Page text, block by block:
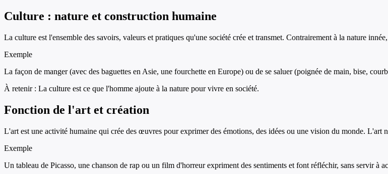
Culture : nature et construction humaine
La culture est l'ensemble des savoirs, valeurs et pratiques qu'une société crée et transmet. Contrairement à la nature
Exemple
La façon de manger (avec des baguettes en Asie, une fourchette en Europe) ou de se saluer (poignée de main, bise,
À retenir : La culture est ce que l'homme ajoute à la nature pour vivre en société.
Fonction de l'art et création
L'art est une activité humaine qui crée des œuvres pour exprimer des émotions, des idées ou une vision du monde. L'art
Exemple
Un tableau de Picasso, une chanson de rap ou un film d'horreur expriment des sentiments et font réfléchir, sans servir à